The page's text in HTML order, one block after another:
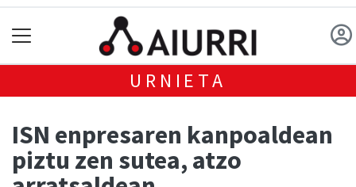
URNIETA
ISN enpresaren kanpoaldean
piztu zen sutea, atzo